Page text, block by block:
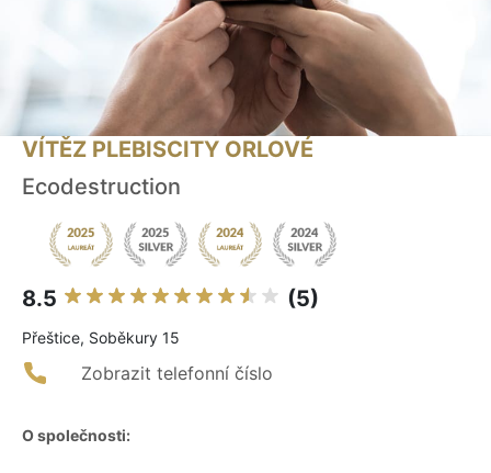
VÍTĚZ PLEBISCITY ORLOVÉ
Ecodestruction
8.5 (5)
Přeštice, Soběkury 15
Zobrazit telefonní číslo
O společnosti: